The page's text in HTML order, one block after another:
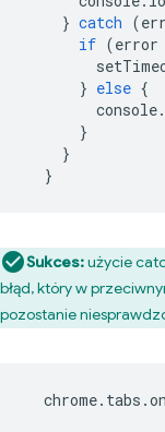
} catch (
if (error
} else {
console.
}
}
}
Sukces:użycie
błąd, który w
pozostanie
chrome. tabs .